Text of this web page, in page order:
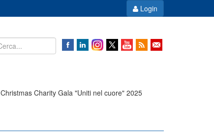
Login
Christmas Charity Gala "Uniti nel cuore" 2025